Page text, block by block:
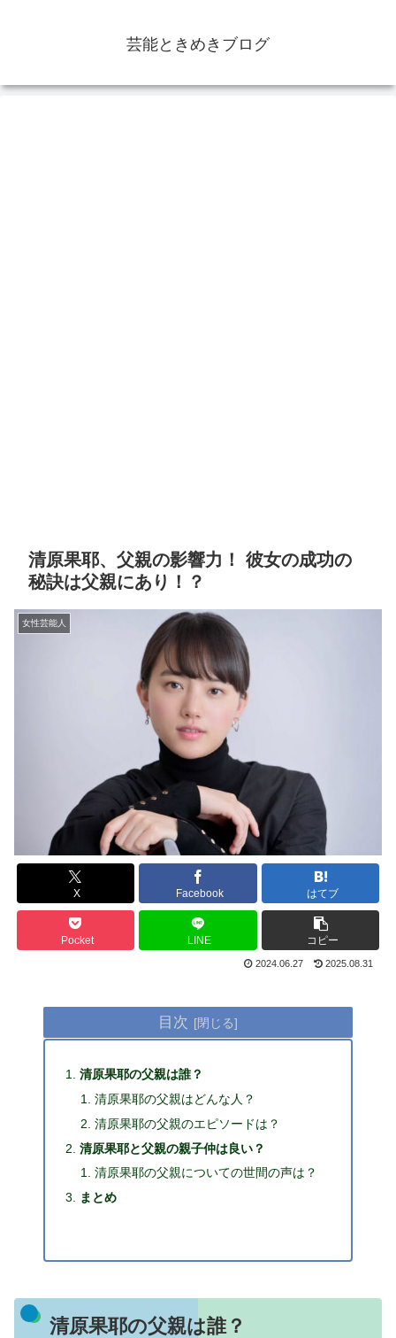
芸能ときめきブログ
清原果耶、父親の影響力！ 彼女の成功の
秘訣は父親にあり！？
女性芸能人
X Facebook はてブ
Pocket LINE コピー
2024.06.27 2025.08.31
目次
清原果耶の父親は誰？
清原果耶の父親はどんな人？
清原果耶の父親のエピソードは？
清原果耶と父親の親子仲は良い？
清原果耶の父親についての世間の声は？
まとめ
清原果耶の父親は誰？